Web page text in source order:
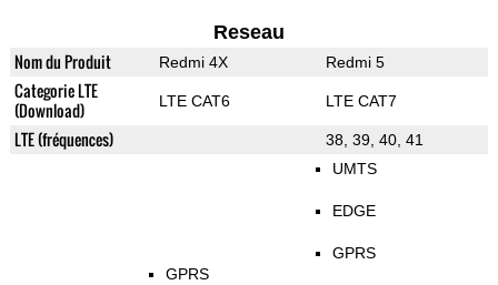
Reseau
Nom du Produit Redmi 4X Redmi 5
Categorie LTE
(Download)
LTE CAT6 LTE CAT7
LTE (fréquences) 38, 39, 40, 41
GPRS
UMTS
EDGE
GPRS